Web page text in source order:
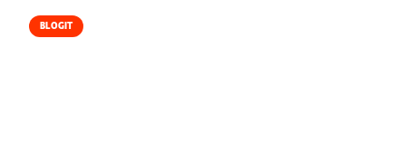
BLOGIT